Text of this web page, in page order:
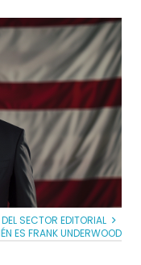
SECTOR EDITORIAL
ES FRANK UNDERWOOD